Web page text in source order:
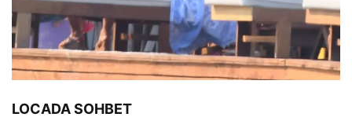
LOCADA SOHBET